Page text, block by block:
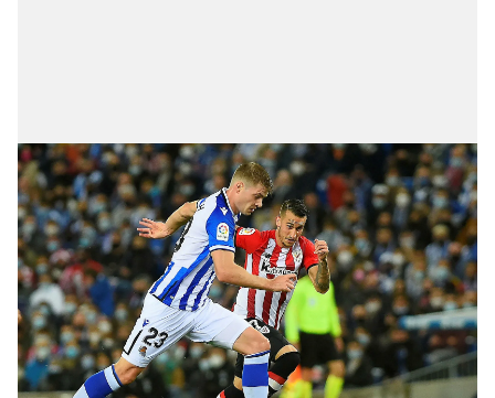
vasıtasıyla belirleyebilirsiniz. Çerezlere ilişkin detaylı bilgi
için Ayarlar butonuna tıklayabilir,Çerez Bilgilendirme
Metnimiziziyaret edebilirsiniz.
6698 sayılı Kişisel Verilerin Korunması Kanunu uyarınca
hazırlanmış Aydınlatma Metnimizi okumak ve sitemizde
ilgili mevzuata uygun olarak kullanılan çerezlerle ilgili bilgi
almak için lütfentıklayınız.